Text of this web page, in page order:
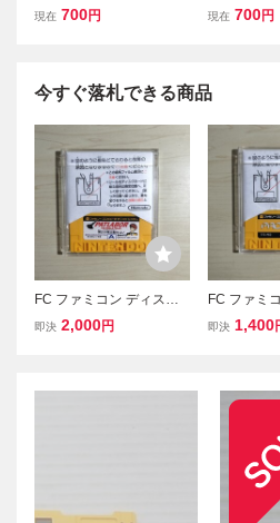
システム ディスクカード
現在 700円
システム デ
現在 700円
今すぐ落札できる商品
FC ファミコン ディスク
システム ディスクカード
即決 2,000円
FC ファミ
システム デ
即決 1,400